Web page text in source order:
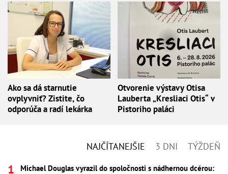
Ako sa dá starnutie
ovplyvniť? Zistite, čo
odporúča a radí lekárka
Otvorenie výstavy Otisa
Lauberta „Kresliaci Otis“ v
Pistoriho paláci
NAJČÍTANEJŠIE 3 DNI TÝŽDEŇ
Michael Douglas vyrazil do spoločnosti s nádhernou dcérou: